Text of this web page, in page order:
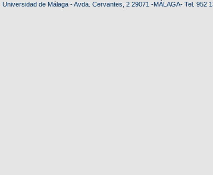
Universidad de Málaga - Avda. Cervantes, 2 29071 -MÁLAGA- Tel. 952